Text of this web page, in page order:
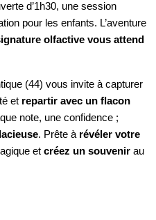
d’1h30, une session
pour les enfants. L’aventure
olfactive vous attend
(44) vous invite à capturer
et repartir avec un flacon
note, une confidence ;
. Prête à révéler votre
et créez un souvenir au